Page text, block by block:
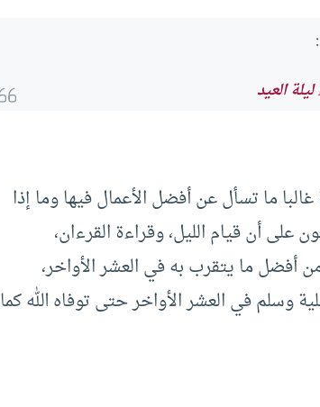
العيد
ما تسأل عن أفضل الأعمال فيها وما إذا
على أن قيام الليل، وقراءة القرءان،
أفضل ما يتقرب به في العشر الأواخر،
وسلم في العشر الأواخر حتى توفاه الله كما